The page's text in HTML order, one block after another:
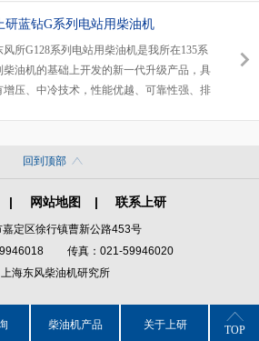
凑和美观。
研蓝钻G系列电站用柴油机
风所G128系列电站用柴油机是我所在135系
柴油机的基础上开发的新一代升级产品，具
增压、中冷技术，性能优越、可靠性强、排
机型，是发电机组的新颖配套动力。
回到顶部
| 网站地图 | 联系上研
嘉定区徐行镇曹新公路453号
传真：021-59946020
上海东风柴油机研究所
柴油机产品 关于上研 TOP